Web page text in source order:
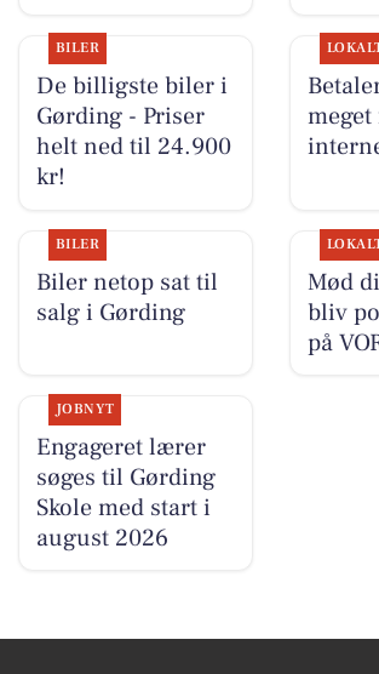
BILER
De billigste biler i
Gørding - Priser
helt ned til 24.900
kr!
BILER
Biler netop sat til
salg i Gørding
Mød
bliv
på
JOBNYT
Engageret lærer
søges til Gørding
Skole med start i
august 2026